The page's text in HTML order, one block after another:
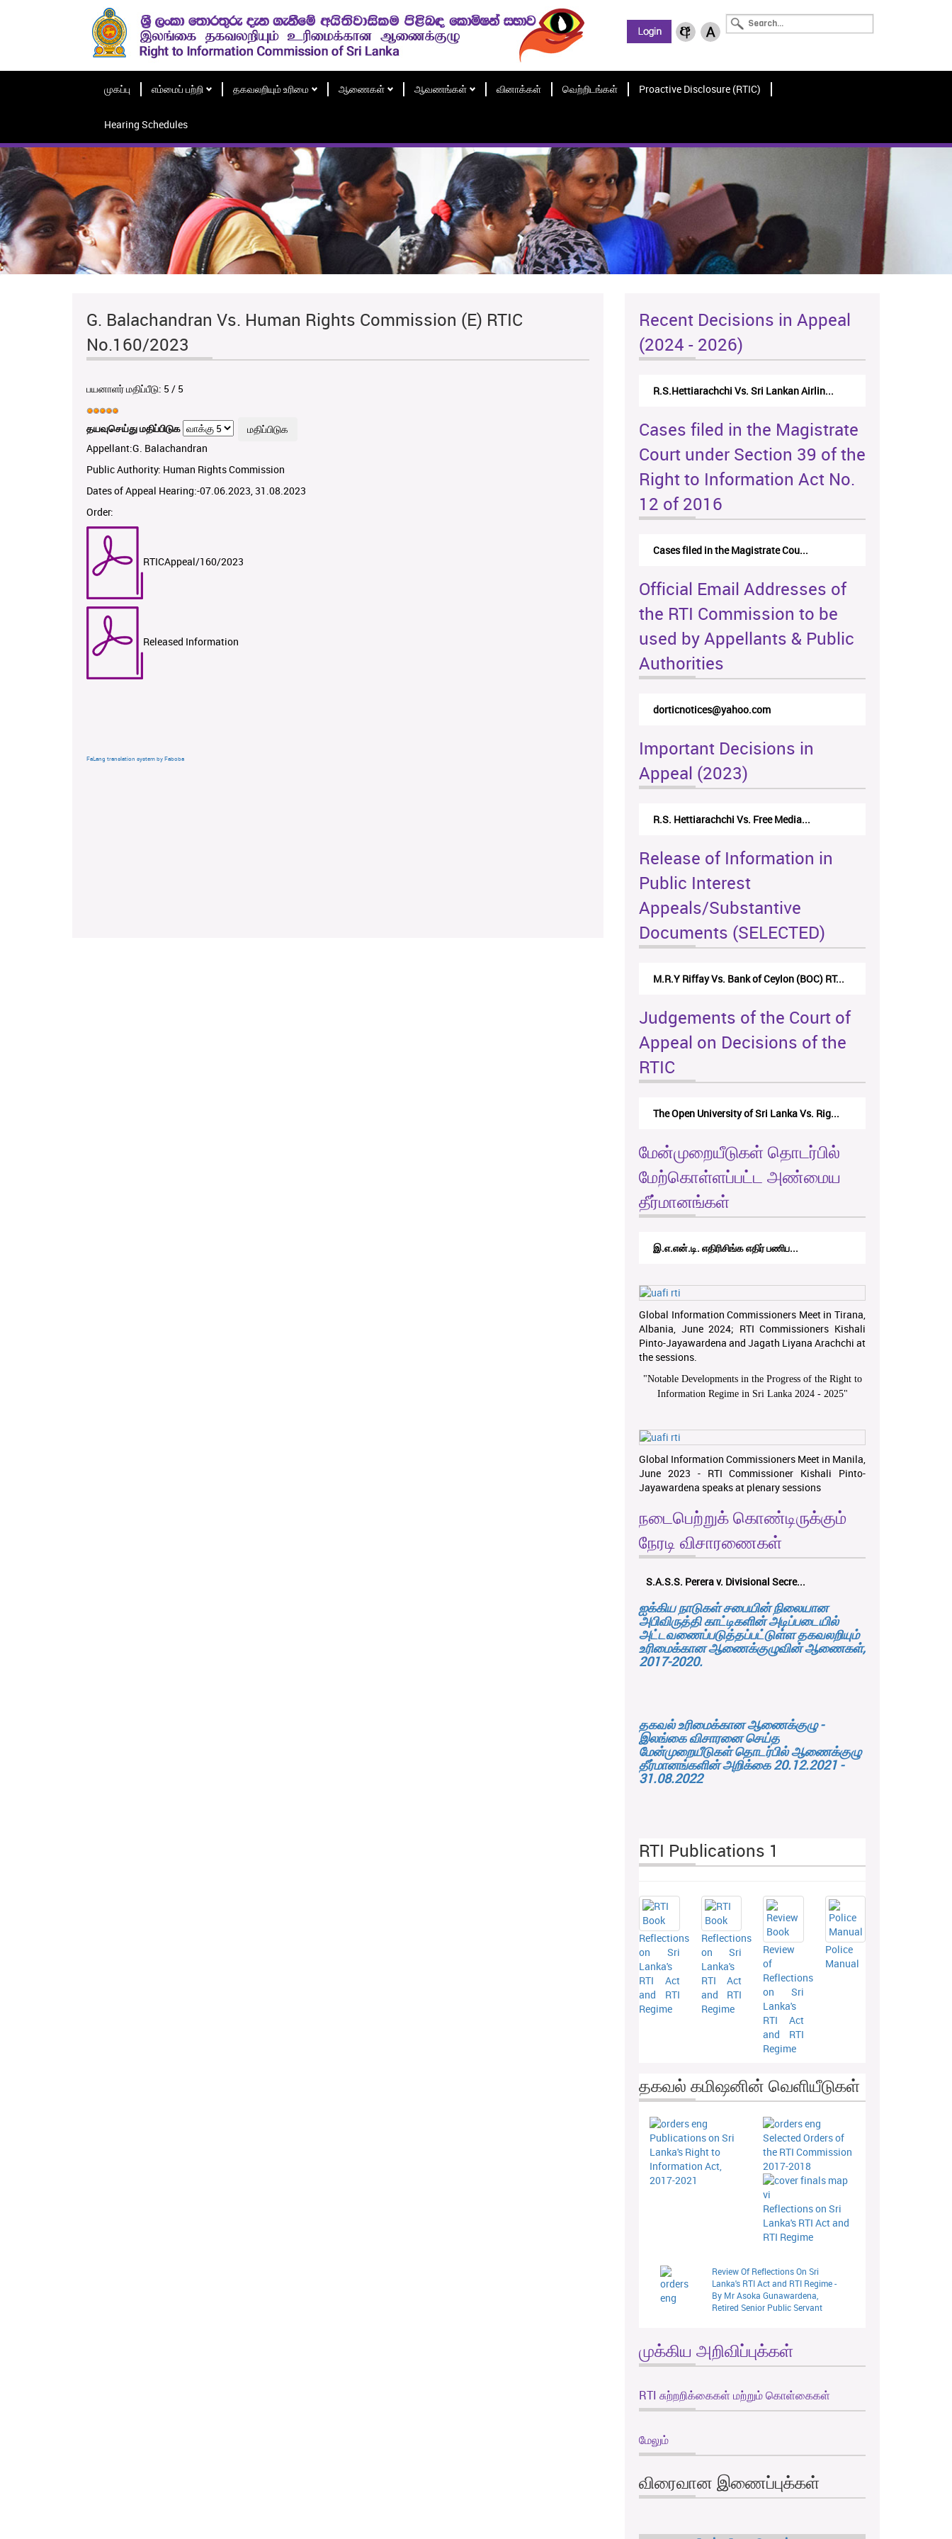
முகப்பு எம்மைப் பற்றி தகவலறியும் உரிமை ஆணைகள் ஆவணங்கள் வினாக்கள் வெற்றிடங்கள் Proactive Disclosure (RTIC)
Hearing Schedules
G. Balachandran Vs. Human Rights Commission (E) RTIC
No.160/2023
பயனாளர் மதிப்பீடு: 5 / 5
தயவுசெய்து மதிப்பிடுக
Appellant:G. Balachandran
Public Authority: Human Rights Commission
Dates of Appeal Hearing:-07.06.2023, 31.08.2023
Order:
RTICAppeal/160/2023
Released Information
FaLang translation system by Faboba
Recent Decisions in Appeal
(2024 - 2026)
R.S.Hettiarachchi Vs. Sri Lankan Airlin...
Cases filed in the Magistrate
Court under Section 39 of the
Right to Information Act No.
12 of 2016
Cases filed in the Magistrate Cou...
Official Email Addresses of
the RTI Commission to be
used by Appellants & Public
Authorities
dorticnotices@yahoo.com
Important Decisions in
Appeal (2023)
R.S. Hettiarachchi Vs. Free Media...
Release of Information in
Public Interest
Appeals/Substantive
Documents (SELECTED)
M.R.Y Riffay Vs. Bank of Ceylon (BOC) RT...
Judgements of the Court of
Appeal on Decisions of the
RTIC
The Open University of Sri Lanka Vs. Rig...
மேன்முறையீடுகள் தொடர்பில்
மேற்கொள்ளப்பட்ட அண்மைய
தீர்மானங்கள்
இ.எ.என்.டி. எதிரிசிங்க எதிர் பணிப...
Global Information Commissioners Meet in Tirana,
Albania, June 2024; RTI Commissioners Kishali
Pinto-Jayawardena and Jagath Liyana Arachchi at
the sessions.
"Notable Developments in the Progress of the Right to
Information Regime in Sri Lanka 2024 - 2025"
Global Information Commissioners Meet in Manila,
June 2023 - RTI Commissioner Kishali Pinto-
Jayawardena speaks at plenary sessions
நடைபெற்றுக் கொண்டிருக்கும்
நேரடி விசாரணைகள்
S.A.S.S. Perera v. Divisional Secre...
ஐக்கிய நாடுகள் சபையின் நிலையான
அபிவிருத்தி காட்டிகளின் அடிப்படையில்
அட்டவணைப்படுத்தப்பட்டுள்ள தகவலறியும்
உரிமைக்கான ஆணைக்குழுவின் ஆணைகள்,
2017-2020.
தகவல் உரிமைக்கான ஆணைக்குழு -
இலங்கை விசாரனை செய்த
மேன்முறையீடுகள் தொடர்பில் ஆணைக்குழு
தீர்மானங்களின் அறிக்கை 20.12.2021 -
31.08.2022
RTI Publications 1
Reflections
on Sri
Lanka's
RTI Act
and RTI
Regime
Reflections
on Sri
Lanka's
RTI Act
and RTI
Regime
Review
of
Reflections
on Sri
Lanka's
RTI Act
and RTI
Regime
Police
Manual
தகவல் கமிஷனின் வெளியீடுகள்
Publications on Sri
Lanka's Right to
Information Act,
2017-2021
Selected Orders of
the RTI Commission
2017-2018
Reflections on Sri
Lanka's RTI Act and
RTI Regime
Review Of Reflections On Sri
Lanka's RTI Act and RTI Regime -
By Mr Asoka Gunawardena,
Retired Senior Public Servant
முக்கிய அறிவிப்புக்கள்
RTI சுற்றறிக்கைகள் மற்றும் கொள்கைகள்
மேலும்
விரைவான இணைப்புக்கள்